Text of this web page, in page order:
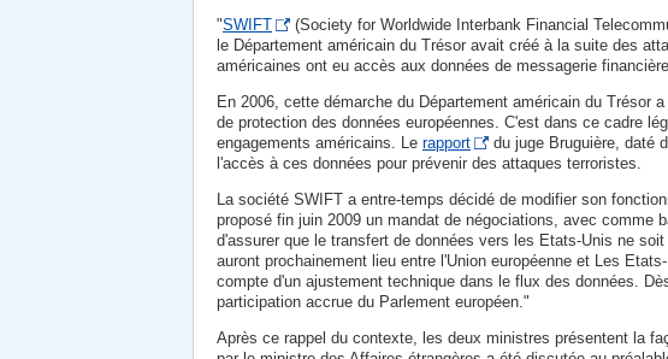
"SWIFT (Society for Worldwide Interbank Financial
le Département américain du Trésor avait créé à la suite des
américaines ont eu accès aux données de messagerie
En 2006, cette démarche du Département américain du Trésor
de protection des données européennes. C'est dans ce cadre
engagements américains. Le rapport
du juge Bruguière, daté
l'accès à ces données pour prévenir des attaques terroristes.
La société SWIFT a entre-temps décidé de modifier son
proposé fin juin 2009 un mandat de négociations, avec comme
d'assurer que le transfert de données vers les Etats-Unis ne
auront prochainement lieu entre l'Union européenne et Les
compte d'un ajustement technique dans le flux des données.
participation accrue du Parlement européen."
Après ce rappel du contexte, les deux ministres présentent la